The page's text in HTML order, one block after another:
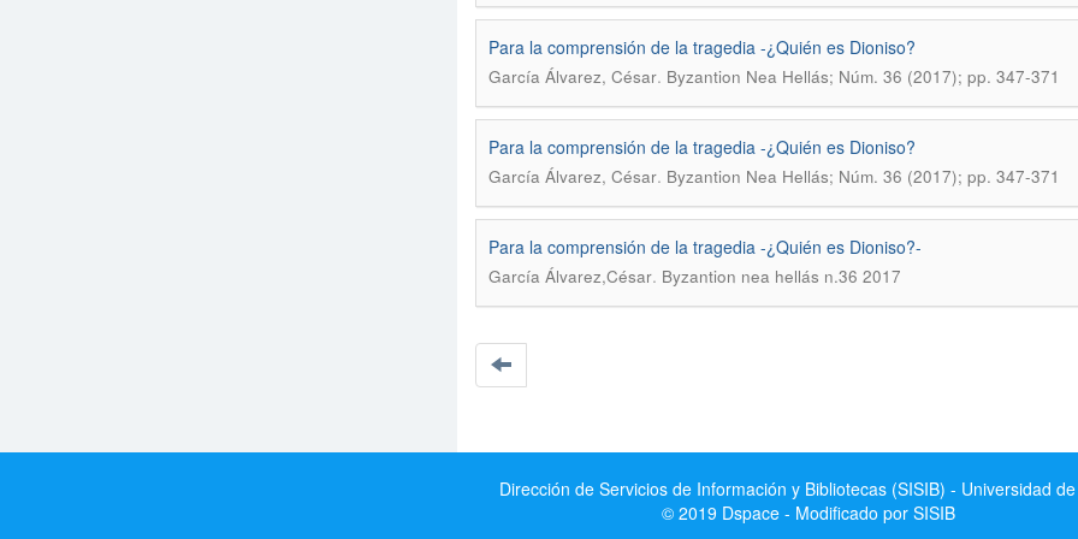
Para la comprensión de la tragedia -¿Quién es Dioniso?
García Álvarez, César. Byzantion Nea Hellás; Núm. 36 (2017); pp. 347-371
Para la comprensión de la tragedia -¿Quién es Dioniso?
García Álvarez, César. Byzantion Nea Hellás; Núm. 36 (2017); pp. 347-371
Para la comprensión de la tragedia -¿Quién es Dioniso?-
García Álvarez,César. Byzantion nea hellás n.36 2017
Dirección de Servicios de Información y Bibliotecas (SISIB) - Universidad
© 2019 Dspace - Modificado por SISIB